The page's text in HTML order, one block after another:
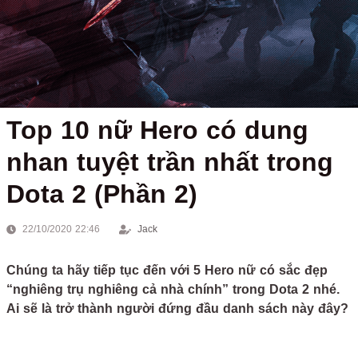
Top 10 nữ Hero có dung
nhan tuyệt trần nhất trong
Dota 2 (Phần 2)
22/10/2020 22:46 Jack
Chúng ta hãy tiếp tục đến với 5 Hero nữ có sắc đẹp
“nghiêng trụ nghiêng cả nhà chính” trong Dota 2 nhé.
Ai sẽ là trở thành người đứng đầu danh sách này đây?